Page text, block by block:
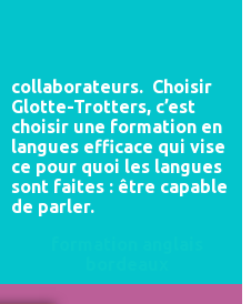
collaborateurs. Choisir
Glotte-Trotters, c’est
choisir une formation en
langues efficace qui vise
ce pour quoi les langues
sont faites : être capable
de parler.